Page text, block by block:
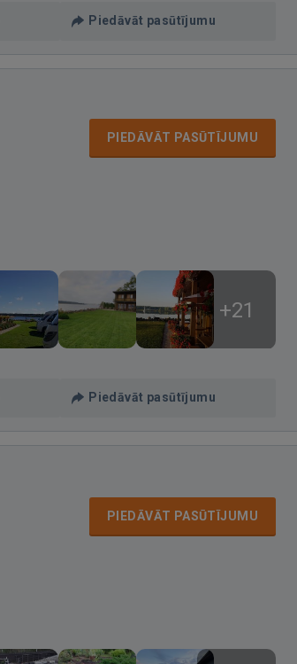
Piedāvāt pasūtījumu
PIEDĀVĀT PASŪTĪJUMU
+21
Piedāvāt pasūtījumu
PIEDĀVĀT PASŪTĪJUMU